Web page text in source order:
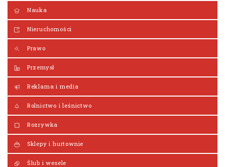
Nauka
Nieruchomości
Prawo
Przemysł
Reklama i media
Rolnictwo i leśnictwo
Rozrywka
Sklepy i hurtownie
Ślub i wesele